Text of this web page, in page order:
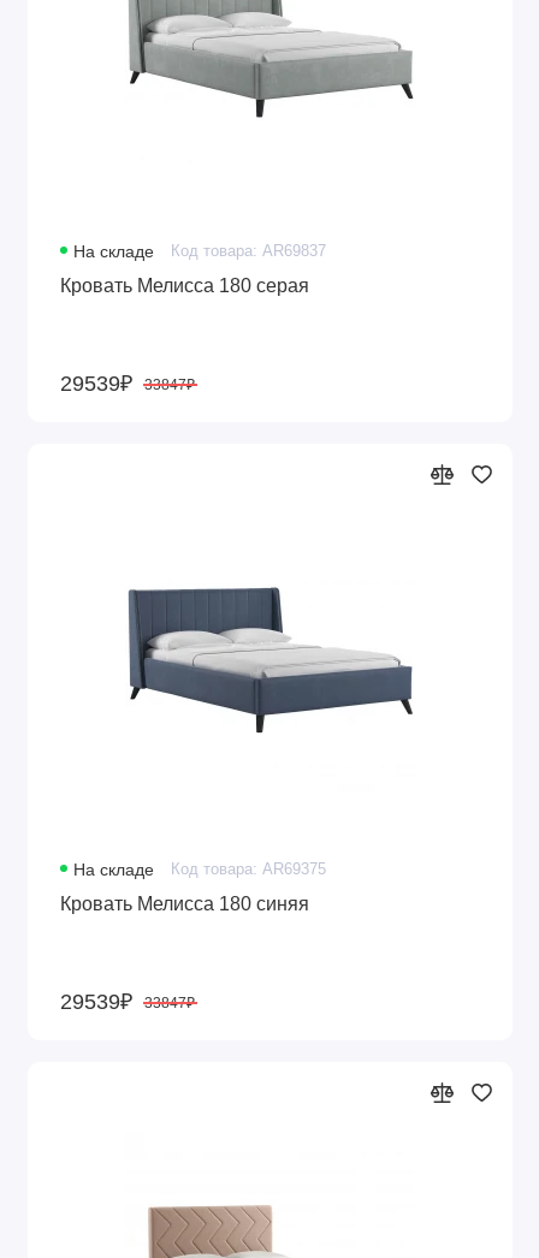
На складе Код товара: AR69837
Кровать Мелисса 180 серая
29539₽ 33847₽
На складе Код товара: AR69375
Кровать Мелисса 180 синяя
29539₽ 33847₽